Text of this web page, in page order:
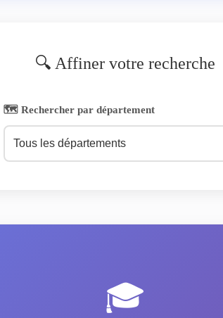
🔍 Affiner votre recherche
🗺️ Rechercher par département
🎓